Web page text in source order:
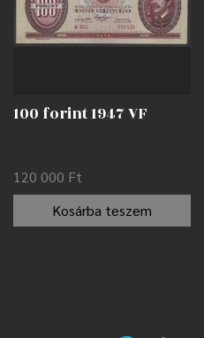
100 forint 1947 VF
120 000 Ft
Kosárba teszem